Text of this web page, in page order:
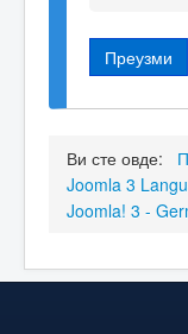
Преузми
Ви сте овде:
Joomla 3
Joomla! 3 -